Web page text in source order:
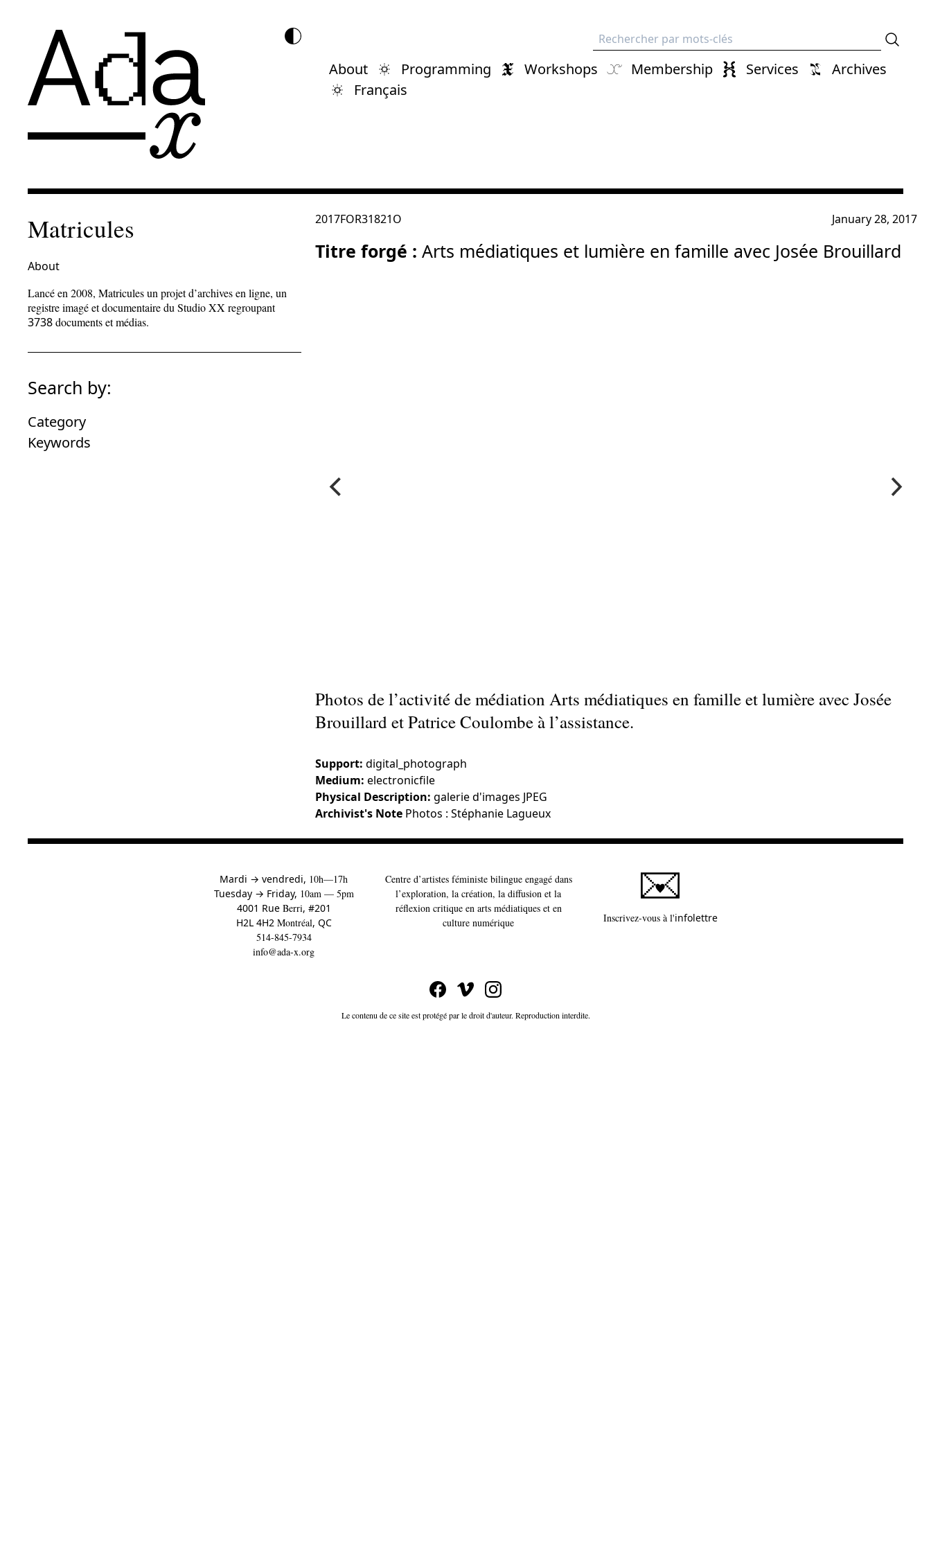
Recherche
About Programming Workshops Membership Services
Archives
Français
Matricules
About
Lancé en 2008, Matricules un projet d’archives en ligne, un
registre imagé et documentaire du Studio XX regroupant
3738documents et médias.
Search by:
Category
Keywords
2017FOR31821O January 28, 2017
Titre forgé : Arts médiatiques et lumière en famille avec Josée Brouillard
Photos de l’activité de médiation Arts médiatiques en famille et lumière avec Josée
Brouillard et Patrice Coulombe à l’assistance.
Support: digital_photograph
Medium: electronicfile
Physical Description: galerie d'images JPEG
Archivist's NotePhotos : Stéphanie Lagueux
Mardi → àvendredi, 10h—17h
Tuesday →toFriday, 10am — 5pm
4001 RueBerri, #201
H2L 4H2Montréal, QC
514-845-7934
info@ada-x.org
Centre d’artistes féministe bilingue engagé dans
l’exploration, la création, la diffusion et la
réflexion critique en arts médiatiques et en
culture numérique
Inscrivez-vous à l'infolettreCe lien s'ouvrira dans une nouvelle fenêtre
Le contenu de ce site est protégé par le droit d'auteur. Reproduction interdite.